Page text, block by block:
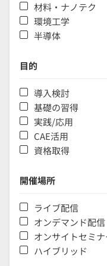
材料・ナノテク
環境工学
半導体
目的
導入検討
基礎の習得
実践/応用
CAE活用
資格取得
開催場所
ライブ配信
オンデマンド配信
オンサイトセミナ
ハイブリッド